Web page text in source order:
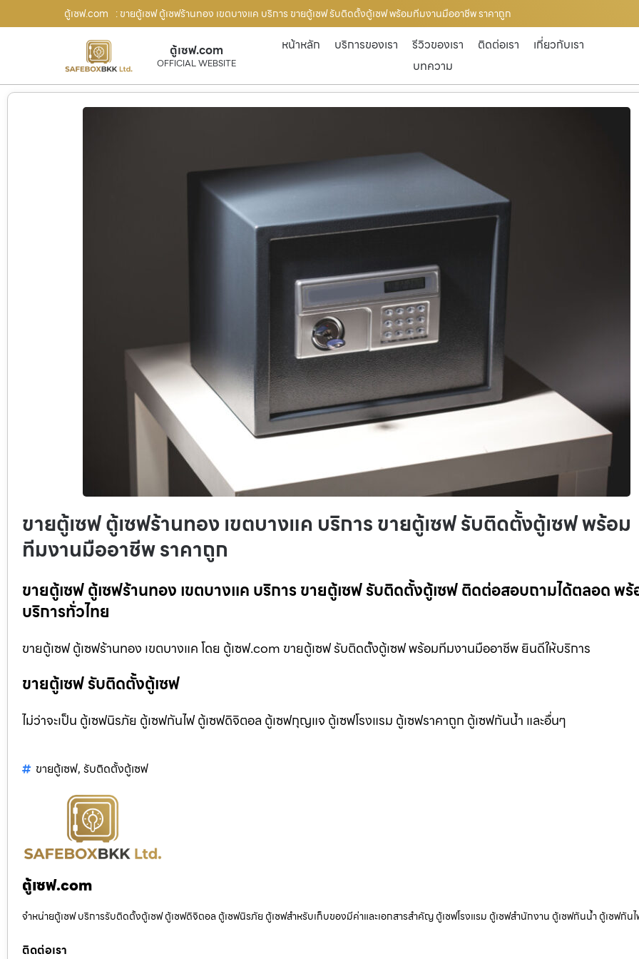
ตู้เซฟ.com : ขายตู้เซฟ ตู้เซฟร้านทอง เขตบางแค บริการ ขายตู้เซฟ รับติดตั้งตู้เซฟ พร้อมทีมงานมืออาชีพ ราคาถูก
ตู้เซฟ.com
OFFICIAL WEBSITE
หน้าหลัก บริการของเรา รีวิวของเรา ติดต่อเรา
เกี่ยวกับเรา
บทความ
ขายตู้เซฟ ตู้เซฟร้านทอง เขตบางแค บริการ ขายตู้เซฟ รับติดตั้งตู้เซฟ พร้อม
ทีมงานมืออาชีพ ราคาถูก
ขายตู้เซฟ ตู้เซฟร้านทอง เขตบางแค บริการ ขายตู้เซฟ รับติดตั้งตู้เซฟ ติดต่อสอบถามได้ตลอด พร้
บริการทั่วไทย
ขายตู้เซฟ ตู้เซฟร้านทอง เขตบางแค โดย ตู้เซฟ.com ขายตู้เซฟ รับติดตั้งตู้เซฟ พร้อมทีมงานมืออาชีพ ยินดีให้บริการ
ขายตู้เซฟ รับติดตั้งตู้เซฟ
ไม่ว่าจะเป็น ตู้เซฟนิรภัย ตู้เซฟกันไฟ ตู้เซฟดิจิตอล ตู้เซฟกุญแจ ตู้เซฟโรงแรม ตู้เซฟราคาถูก ตู้เซฟกันน้ำ และอื่นๆ
ขายตู้เซฟ, รับติดตั้งตู้เซฟ
ตู้เซฟ.com
จำหน่ายตู้เซฟ บริการรับติดตั้งตู้เซฟ ตู้เซฟดิจิตอล ตู้เซฟนิรภัย ตู้เซฟสำหรับเก็บของมีค่าและเอกสารสำคัญ ตู้เซฟโรงแรม ตู้เซฟสำนักงาน ตู้เซฟกันน้ำ ตู้เซฟกัน
ติดต่อเรา